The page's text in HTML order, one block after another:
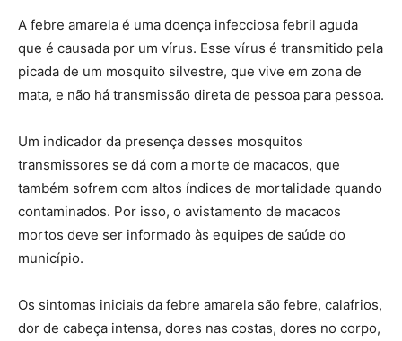
A febre amarela é uma doença infecciosa febril aguda
que é causada por um vírus. Esse vírus é transmitido pela
picada de um mosquito silvestre, que vive em zona de
mata, e não há transmissão direta de pessoa para pessoa.
Um indicador da presença desses mosquitos
transmissores se dá com a morte de macacos, que
também sofrem com altos índices de mortalidade quando
contaminados. Por isso, o avistamento de macacos
mortos deve ser informado às equipes de saúde do
município.
Os sintomas iniciais da febre amarela são febre, calafrios,
dor de cabeça intensa, dores nas costas, dores no corpo,